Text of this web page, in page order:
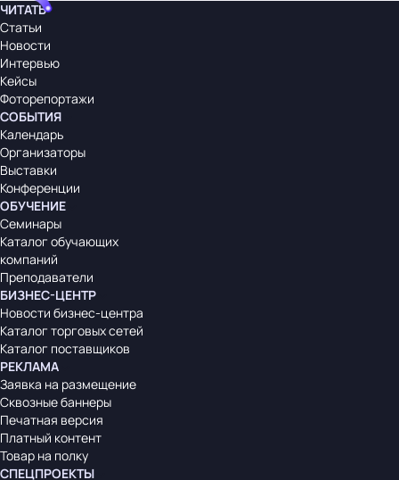
ЧИТАТЬ
Статьи
Новости
Интервью
Кейсы
Фоторепортажи
СОБЫТИЯ
Календарь
Организаторы
Выставки
Конференции
ОБУЧЕНИЕ
Семинары
Каталог обучающих
компаний
Преподаватели
БИЗНЕС-ЦЕНТР
Новости бизнес-центра
Каталог торговых сетей
Каталог поставщиков
РЕКЛАМА
Заявка на размещение
Сквозные баннеры
Печатная версия
Платный контент
Товар на полку
СПЕЦПРОЕКТЫ